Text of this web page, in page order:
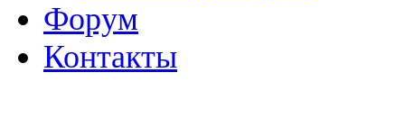
Форум
Контакты